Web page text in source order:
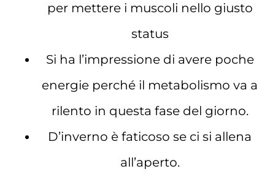
per mettere i muscoli nello giusto
status
Si ha l’impressione di avere poche
energie perché il metabolismo va a
rilento in questa fase del giorno.
D’inverno è faticoso se ci si allena
all’aperto.